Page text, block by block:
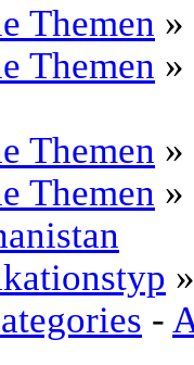
Themen »
Themen »
Themen »
Themen »
-